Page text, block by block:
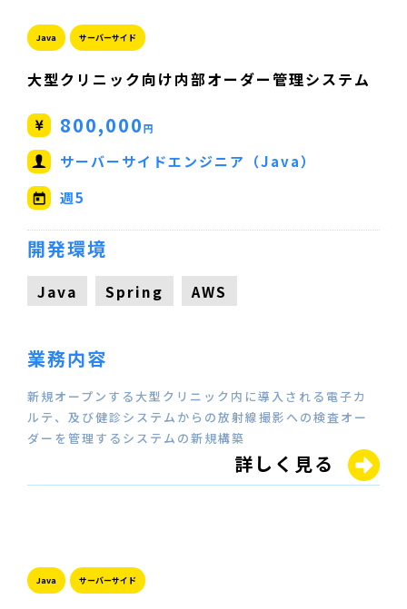
Java サーバーサイド
大型クリニック向け内部オーダー管理システム
800,000円
サーバーサイドエンジニア（Java）
週5
開発環境
Java Spring AWS
業務内容
新規オープンする大型クリニック内に導入される電子カ
ルテ、及び健診システムからの放射線撮影への検査オー
ダーを管理するシステムの新規構築
詳しく見る
Java サーバーサイド